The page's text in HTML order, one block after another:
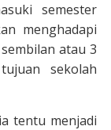
semester
menghadapi
atau 3
sekolah
tentu menjadi